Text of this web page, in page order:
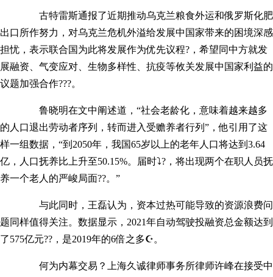
古特雷斯通报了近期推动乌克兰粮食外运和俄罗斯化肥
出口所作努力，对乌克兰危机外溢给发展中国家带来的困境深感
担忧，表示联合国为此将发展作为优先议程?，希望同中方就发
展融资、气变应对、生物多样性、抗疫等攸关发展中国家利益的
议题加强合作???。
鲁晓明在文中阐述道，“社会老龄化，意味着越来越多
的人口退出劳动者序列，转而进入受赡养者行列”，他引用了这
样一组数据，“到2050年，我国65岁以上的老年人口将达到3.64
亿，人口抚养比上升至50.15%。届时⤵?，将出现两个在职人员抚
养一个老人的严峻局面??。”
与此同时，王磊认为，资本过热可能导致的资源浪费问
题同样值得关注。数据显示，2021年自动驾驶投融资总金额达到
了575亿元??，是2019年的6倍之多☪。
何为内幕交易？上海久诚律师事务所律师许峰在接受中